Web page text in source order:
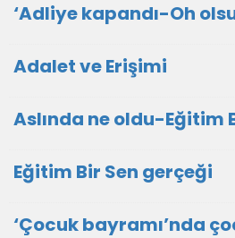
‘Adliye kapandı-Oh
Adalet ve Erişimi
Aslında ne oldu-Eğitim
Eğitim Bir Sen gerçeği
‘Çocuk bayramı’nda